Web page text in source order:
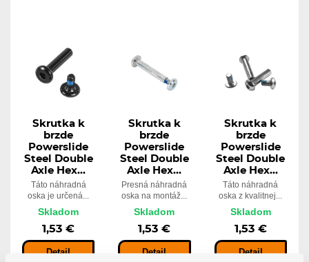
Skrutka k
brzde
Powerslide
Steel Double
Axle Hex...
Táto náhradná
oska je určená...
Skladom
1,53 €
Detail
Skrutka k
brzde
Powerslide
Steel Double
Axle Hex...
Presná náhradná
oska na montáž...
Skladom
1,53 €
Detail
Skrutka k
brzde
Powerslide
Steel Double
Axle Hex...
Táto náhradná
oska z kvalitnej...
Skladom
1,53 €
Detail